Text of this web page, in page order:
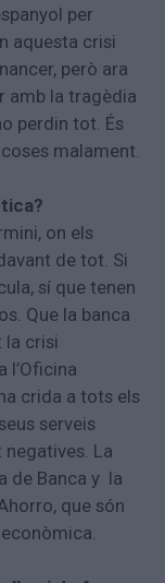
per
aquesta crisi
però ara
amb la tragèdia
perdin tot. És
malament.
on els
de tot. Si
sí que tenen
Que la banca
la crisi
l’Oficina
crida a tots els
serveis
La
de Banca y la
que són